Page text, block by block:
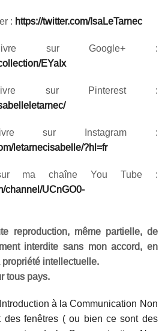
: https://twitter.com/IsaLeTarnec
sur Google+ :
EYaIx
sur Pinterest :
sur Instagram :
letarnecisabelle/?hl=fr
ma chaîne You Tube :
channel/UCnGO0-
reproduction, même partielle, de
interdite sans mon accord, en
intellectuelle.
tous pays.
Introduction à la Communication Non
des fenêtres ( ou bien ce sont des